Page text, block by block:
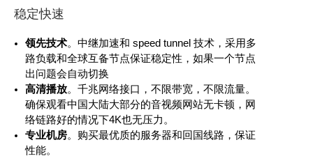
稳定快速
领先技术。中继加速和 speed tunnel 技术，采用多
路负载和全球互备节点保证稳定性，如果一个节点
出问题会自动切换
高清播放。千兆网络接口，不限带宽，不限流量。
确保观看中国大陆大部分的音视频网站无卡顿，网
络链路好的情况下4K也无压力。
专业机房。购买最优质的服务器和回国线路，保证
性能。